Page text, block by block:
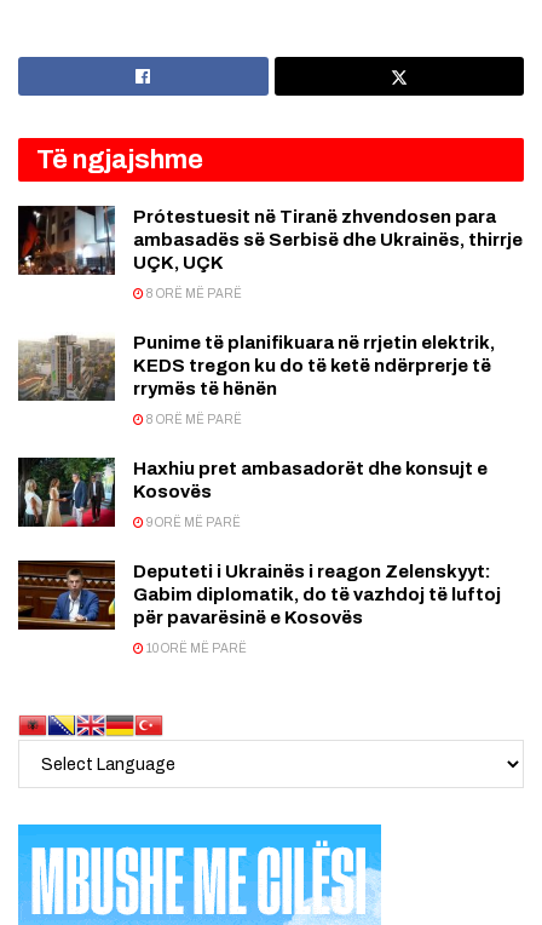
Të ngjajshme
Prótestuesit në Tiranë zhvendosen para
ambasadës së Serbisë dhe Ukrainës, thirrje
UÇK, UÇK
8 ORË MË PARË
Punime të planifikuara në rrjetin elektrik,
KEDS tregon ku do të ketë ndërprerje të
rrymës të hënën
8 ORË MË PARË
Haxhiu pret ambasadorët dhe konsujt e
Kosovës
9 ORË MË PARË
Deputeti i Ukrainës i reagon Zelenskyyt:
Gabim diplomatik, do të vazhdoj të luftoj
për pavarësinë e Kosovës
10 ORË MË PARË